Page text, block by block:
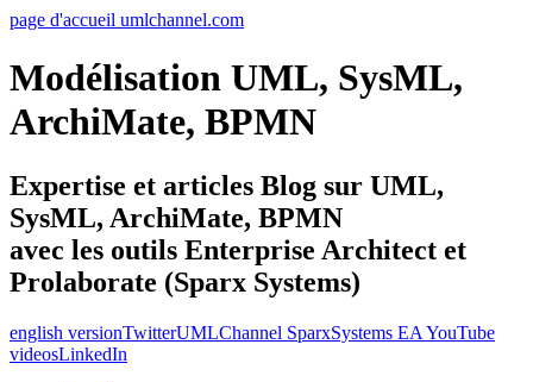
page d'accueil umlchannel.com
Modélisation UML, SysML,
ArchiMate, BPMN
Expertise et articles Blog sur UML,
SysML, ArchiMate, BPMN
avec les outils Enterprise Architect et
Prolaborate (Sparx Systems)
english versionTwitterUMLChannel SparxSystems EA YouTube
videosLinkedIn